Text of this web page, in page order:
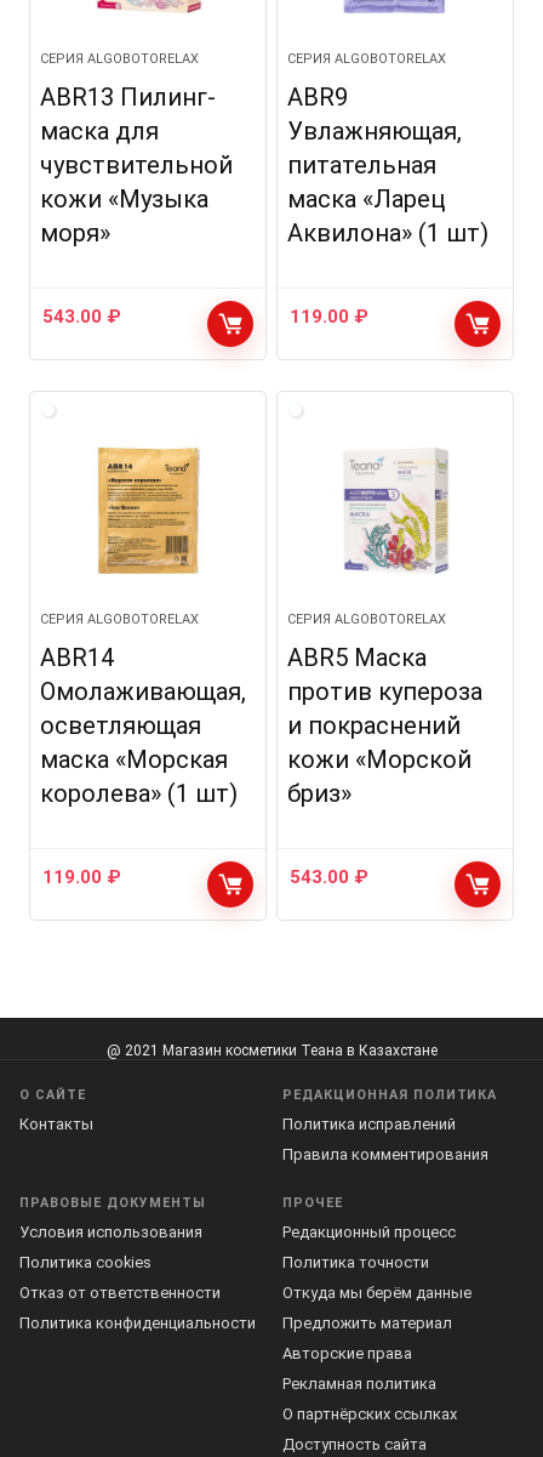
СЕРИЯ ALGOBOTORELAX
ABR13 Пилинг-
маска для
чувствительной
кожи «Музыка
моря»
543.00 ₽
СЕРИЯ ALGOBOTORELAX
ABR9
Увлажняющая,
питательная
маска «Ларец
Аквилона» (1 шт)
119.00 ₽
СЕРИЯ ALGOBOTORELAX
ABR14
Омолаживающая,
осветляющая
маска «Морская
королева» (1 шт)
119.00 ₽
СЕРИЯ ALGOBOTORELAX
ABR5 Маска
против купероза
и покраснений
кожи «Морской
бриз»
543.00 ₽
@ 2021 Магазин косметики Теана в Казахстане
О САЙТЕ
Контакты
РЕДАКЦИОННАЯ ПОЛИТИКА
Политика исправлений
Правила комментирования
ПРАВОВЫЕ ДОКУМЕНТЫ
Условия использования
Политика cookies
Отказ от ответственности
Политика конфиденциальности
ПРОЧЕЕ
Редакционный процесс
Политика точности
Откуда мы берём данные
Предложить материал
Авторские права
Рекламная политика
О партнёрских ссылках
Доступность сайта